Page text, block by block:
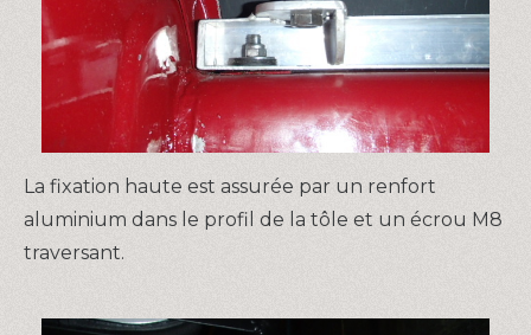
La fixation haute est assurée par un renfort
aluminium dans le profil de la tôle et un écrou M8
traversant.